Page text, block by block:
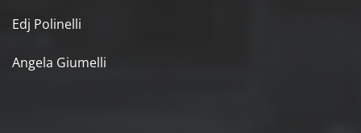
Edj Polinelli
Angela Giumelli